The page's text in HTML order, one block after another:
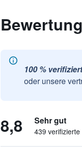
100 %
oder unsere
8,8 Sehr gut
439